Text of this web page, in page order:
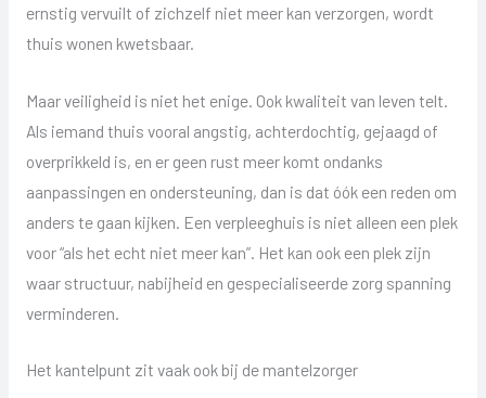
ernstig vervuilt of zichzelf niet meer kan verzorgen, wordt
thuis wonen kwetsbaar.
Maar veiligheid is niet het enige. Ook kwaliteit van leven telt.
Als iemand thuis vooral angstig, achterdochtig, gejaagd of
overprikkeld is, en er geen rust meer komt ondanks
aanpassingen en ondersteuning, dan is dat óók een reden om
anders te gaan kijken. Een verpleeghuis is niet alleen een plek
voor “als het echt niet meer kan”. Het kan ook een plek zijn
waar structuur, nabijheid en gespecialiseerde zorg spanning
verminderen.
Het kantelpunt zit vaak ook bij de mantelzorger